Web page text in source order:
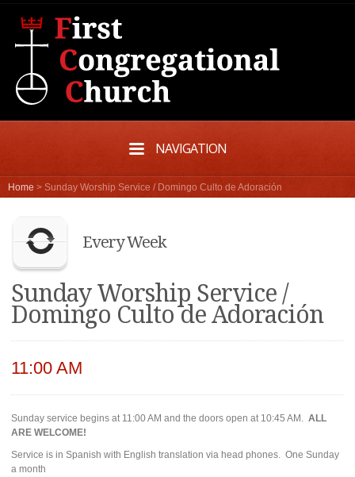
NAVIGATION
Home > Sunday Worship Service / Domingo Culto de Adoración
Every Week
Sunday Worship Service /
Domingo Culto de Adoración
11:00 AM
Sunday service begins at 11:00 AM and the doors open at 10:45 AM. ALL
ARE WELCOME!
Service is in Spanish with English translation via head phones. One Sunday
a month